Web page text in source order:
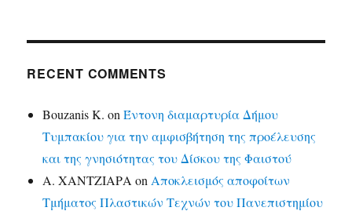
RECENT COMMENTS
Bouzanis K. onΈντονη διαμαρτυρία Δήμου
Τυμπακίου για την αμφισβήτηση της προέλευσης
και της γνησιότητας του Δίσκου της Φαιστού
Α. ΧΑΝΤΖΙΑΡΑ on Αποκλεισμός αποφοίτων
Τμήματος Πλαστικών Τεχνών του Πανεπιστημίου